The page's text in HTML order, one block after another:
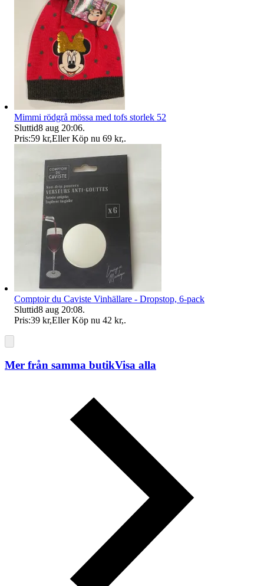
Mimmi rödgrå mössa med tofs storlek 52
Sluttid8 aug 20:06.
Pris:59 kr,Eller Köp nu 69 kr,.
Comptoir du Caviste Vinhällare - Dropstop, 6-pack
Sluttid8 aug 20:08.
Pris:39 kr,Eller Köp nu 42 kr,.
Mer från samma butikVisa alla